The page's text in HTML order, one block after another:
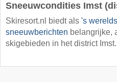
Sneeuwcondities Imst
Skiresort.nl biedt als 's
sneeuwberichten belangrijke,
skigebieden in het district Imst.